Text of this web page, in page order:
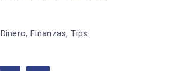
Dinero, Finanzas,Tips